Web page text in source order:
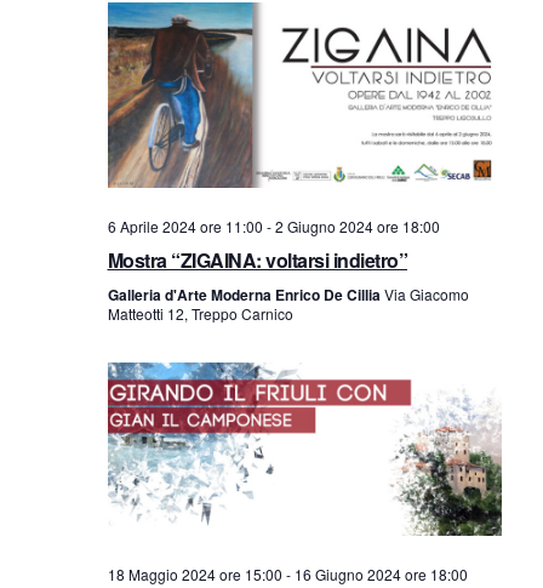
e
n
t
i
R
i
e
r
c
a
n
t
o
V
N
a
v
i
6 Aprile 2024 ore 11:00 -2 Giugno 2024 ore 18:00
Mostra “ZIGAINA: voltarsi indietro”
Galleria d'Arte Moderna Enrico De CilliaVia Giacomo
Matteotti 12, Treppo Carnico
18 Maggio 2024 ore 15:00 - 16 Giugno 2024 ore 18:00